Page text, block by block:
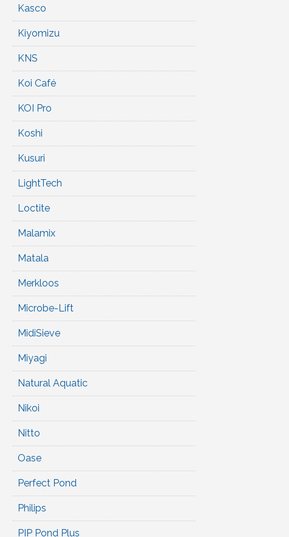
Kasco
Kiyomizu
KNS
Koi Café
KOI Pro
Koshi
Kusuri
LightTech
Loctite
Malamix
Matala
Merkloos
Microbe-Lift
MidiSieve
Miyagi
Natural Aquatic
Nikoi
Nitto
Oase
Perfect Pond
Philips
PIP Pond Plus